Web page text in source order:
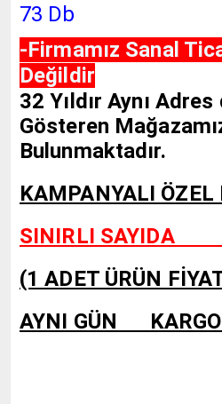
73 Db
-Firmamız Sanal
Değildir
32 Yıldır Aynı
Gösteren
Bulunmaktadır.
KAMPANYALI ÖZEL
SINIRLI SAYIDA
(1 ADET ÜRÜN
AYNI GÜN KARGO